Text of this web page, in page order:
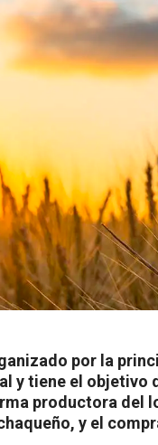
por la
y tiene el objetivo
productora del
y el